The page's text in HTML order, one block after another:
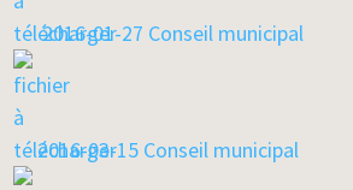
2016-01-27 Conseil municipal
2016-03-15 Conseil municipal